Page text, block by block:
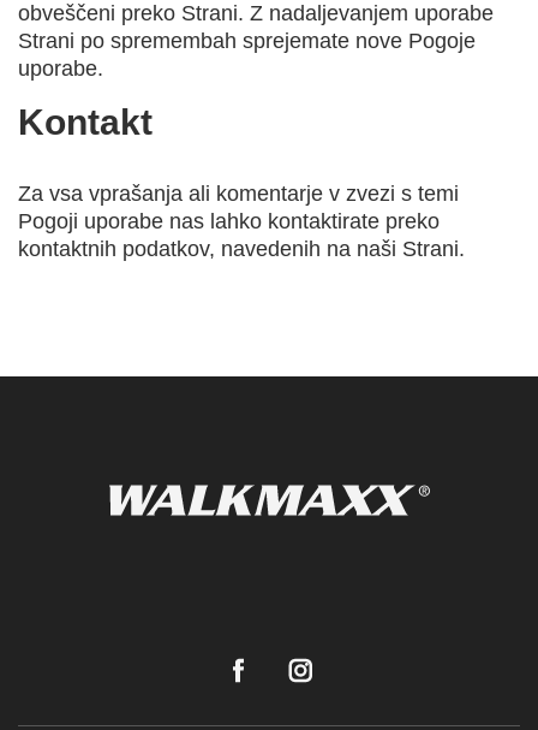
obveščeni preko Strani. Z nadaljevanjem uporabe
Strani po spremembah sprejemate nove Pogoje
uporabe.
Kontakt
Za vsa vprašanja ali komentarje v zvezi s temi
Pogoji uporabe nas lahko kontaktirate preko
kontaktnih podatkov, navedenih na naši Strani.